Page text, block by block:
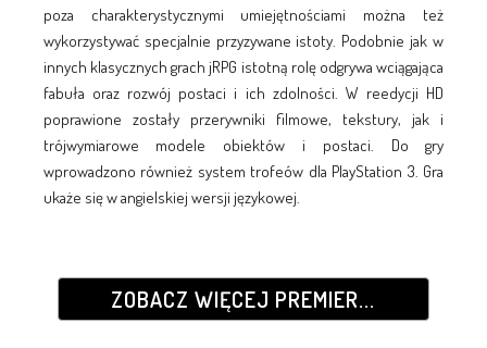
poza charakterystycznymi umiejętnościami można też
wykorzystywać specjalnie przyzywane istoty. Podobnie jak w
innych klasycznych grach jRPG istotną rolę odgrywa wciągająca
fabuła oraz rozwój postaci i ich zdolności. W reedycji HD
poprawione zostały przerywniki filmowe, tekstury, jak i
trójwymiarowe modele obiektów i postaci. Do gry
wprowadzono również system trofeów dla PlayStation 3. Gra
ukaże się w angielskiej wersji językowej.
ZOBACZ WIĘCEJ PREMIER...